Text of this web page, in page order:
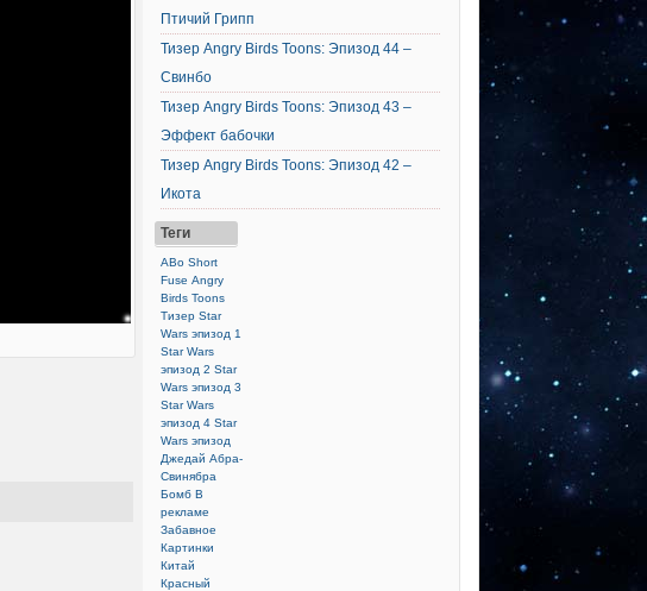
Птичий Грипп
Тизер Angry Birds Toons: Эпизод 44 –
Свинбо
Тизер Angry Birds Toons: Эпизод 43 –
Эффект бабочки
Тизер Angry Birds Toons: Эпизод 42 –
Икота
Теги
ABo Short
Fuse Angry
Birds Toons
Тизер Star
Wars эпизод 1
Star Wars
эпизод 2 Star
Wars эпизод 3
Star Wars
эпизод 4 Star
Wars эпизод
Джедай Абра-
Свинябра
Бомб В
рекламе
Забавное
Картинки
Китай
Красный